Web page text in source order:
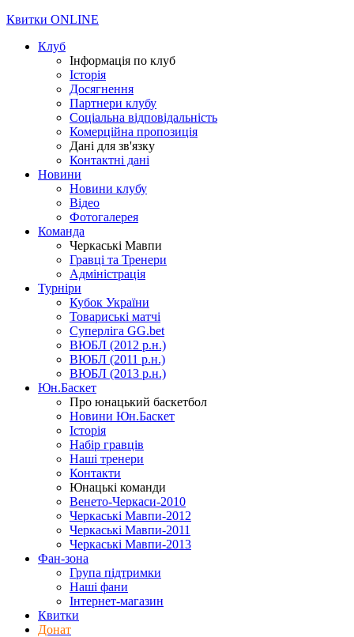
Квитки ONLINE
Клуб
Інформація по клуб
Історія
Досягнення
Партнери клубу
Соціальна відповідальність
Комерційна пропозиція
Дані для зв'язку
Контактні дані
Новини
Новини клубу
Відео
Фотогалерея
Команда
Черкаські Мавпи
Гравці та Тренери
Адміністрація
Турніри
Кубок України
Товариські матчі
Суперліга GG.bet
ВЮБЛ (2012 р.н.)
ВЮБЛ (2011 р.н.)
ВЮБЛ (2013 р.н.)
Юн.Баскет
Про юнацький баскетбол
Новини Юн.Баскет
Історія
Набір гравців
Наші тренери
Контакти
Юнацькі команди
Венето-Черкаси-2010
Черкаські Мавпи-2012
Черкаські Мавпи-2011
Черкаські Мавпи-2013
Фан-зона
Група підтримки
Наші фани
Інтернет-магазин
Квитки
Донат